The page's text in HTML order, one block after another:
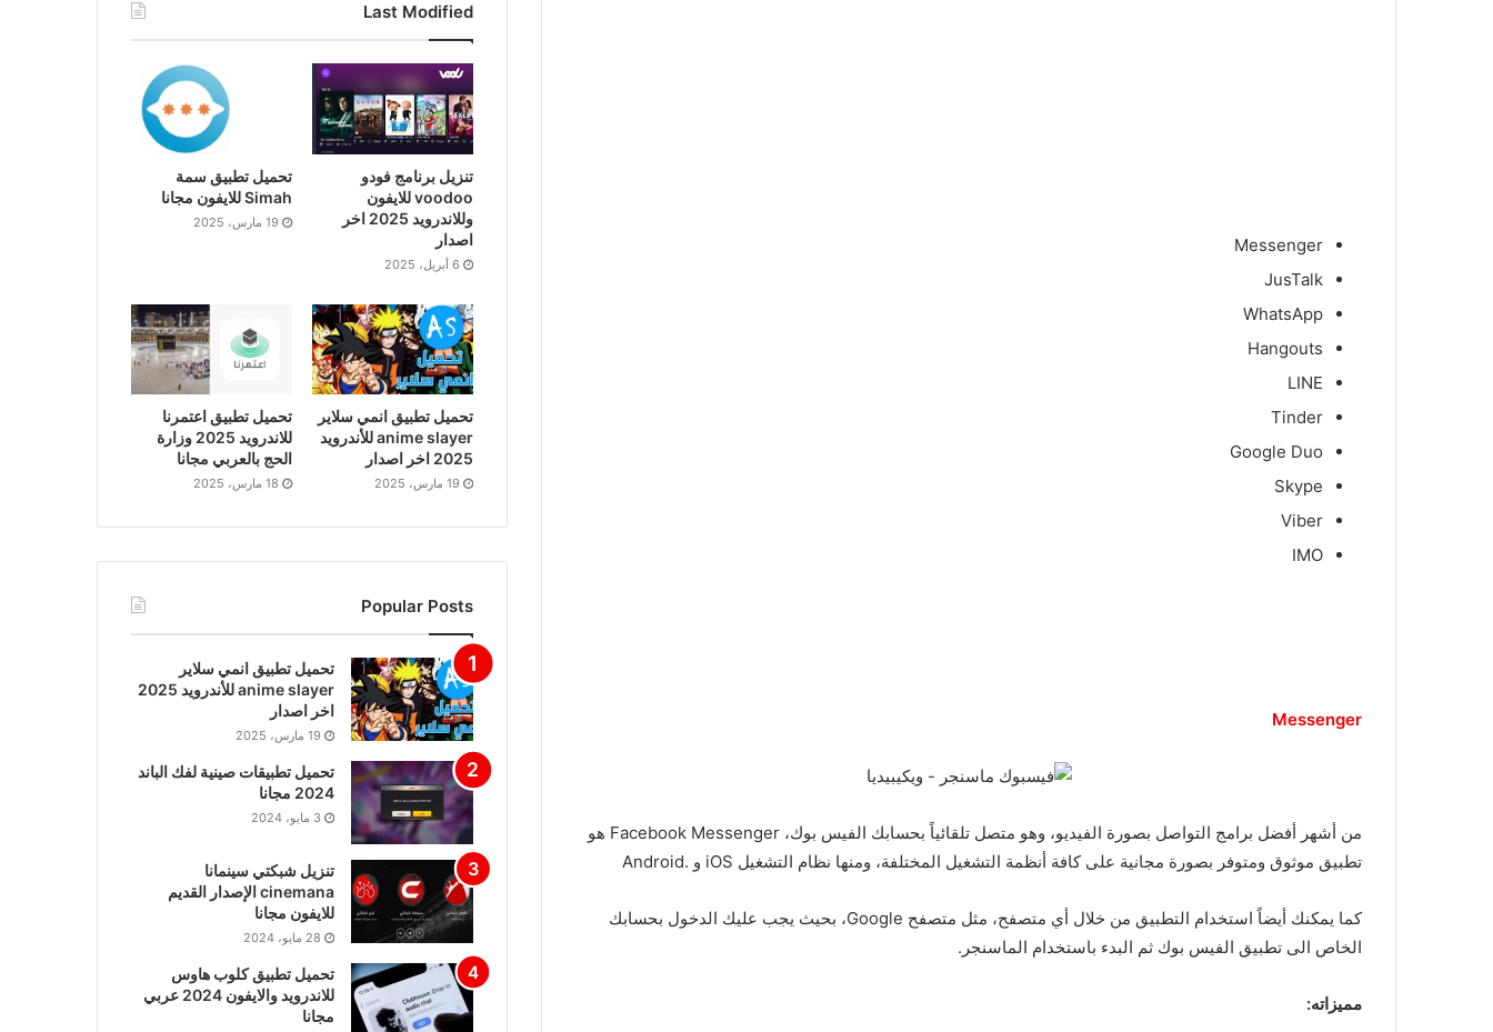
Messenger
JusTalk
WhatsApp
Hangouts
LINE
Tinder
Google Duo
Skype
Viber
IMO
Messenger
من أشهر أفضل برامج التواصل بصورة الفيديو، وهو متصل تلقائياً بحسابك الفيس بوك، Facebook Messenger هو
تطبيق موثوق ومتوفر بصورة مجانية على كافة أنظمة التشغيل المختلفة، ومنها نظام التشغيل iOS و .Android
كما يمكنك أيضاً استخدام التطبيق من خلال أي متصفح، مثل متصفح Google، بحيث يجب عليك الدخول بحسابك
الخاص الى تطبيق الفيس بوك ثم البدء باستخدام الماسنجر.
مميزاته:
Last Modified
تنزيل برنامج فودو
voodoo للايفون
وللاندرويد 2025 اخر
اصدار
6 أبريل، 2025
تحميل تطبيق سمة
Simah للايفون مجانا
19 مارس، 2025
تحميل تطبيق انمي سلاير
anime slayer للأندرويد
2025 اخر اصدار
19 مارس، 2025
تحميل تطبيق اعتمرنا
للاندرويد 2025 وزارة
الحج بالعربي مجانا
18 مارس، 2025
Popular Posts
تحميل تطبيق انمي سلاير
anime slayer للأندرويد 2025
اخر اصدار
19 مارس، 2025
تحميل تطبيقات صينية لفك الباند
2024 مجانا
3 مايو، 2024
تنزيل شبكتي سينمانا
cinemana الإصدار القديم
للايفون مجانا
28 مايو، 2024
تحميل تطبيق كلوب هاوس
للاندرويد والايفون 2024 عربي
مجانا